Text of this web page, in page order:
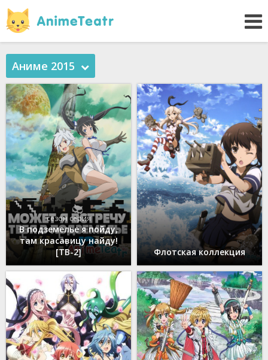
Аниме 2015
сезон серия
В подземелье я пойду,
там красавицу найду!
[ТВ-2]
Флотская коллекция